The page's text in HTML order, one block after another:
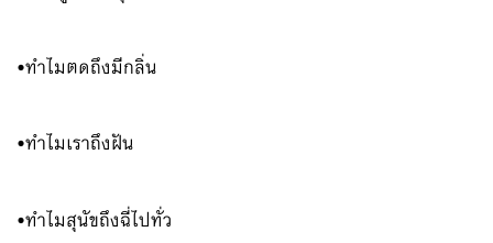
•ทำไมตดถึงมีกลิ่น
•ทำไมเราถึงฝัน
•ทำไมสุนัขถึงฉี่ไปทั่ว